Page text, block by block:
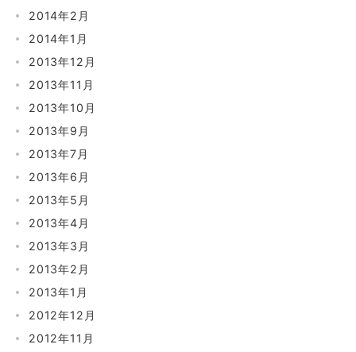
2014年2月
2014年1月
2013年12月
2013年11月
2013年10月
2013年9月
2013年7月
2013年6月
2013年5月
2013年4月
2013年3月
2013年2月
2013年1月
2012年12月
2012年11月